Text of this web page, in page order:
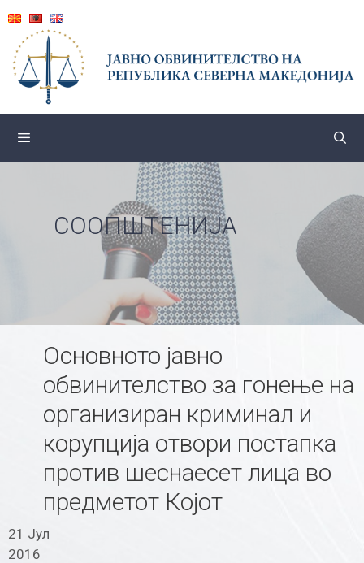
content
СООПШТЕНИЈА
Основното јавно
обвинителство за гонење на
организиран криминал и
корупција отвори постапка
против шеснаесет лица во
предметот Којот
21 Јул
2016